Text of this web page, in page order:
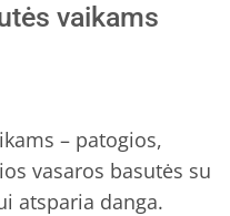
vaikams
– patogios,
vasaros basutės su
atsparia danga.